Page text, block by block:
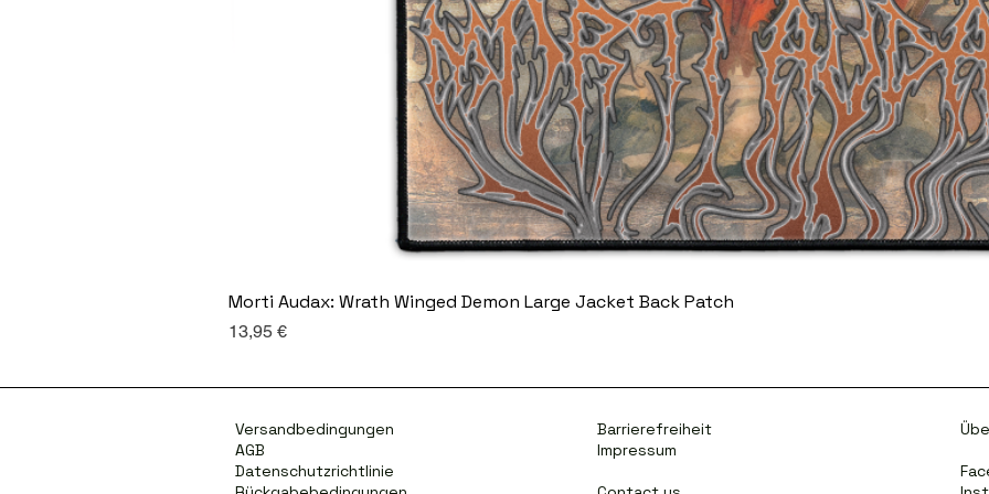
Morti Audax: Wrath Winged Demon Large Jacket Back Patch
Preis
13,95 €
Versandbedingungen
AGB
Datenschutzrichtlinie
Barrierefreiheit
Impressum